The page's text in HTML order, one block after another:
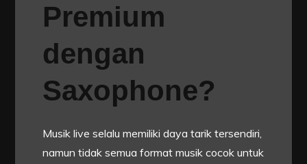
Premium
dengan
Saxophone?
Musik live selalu memiliki daya tarik tersendiri,
namun tidak semua format musik cocok untuk